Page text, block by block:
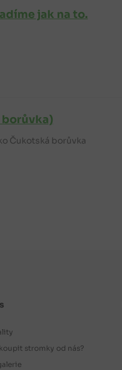
jak na to.
Čukotská borůvka
stromky od nás?